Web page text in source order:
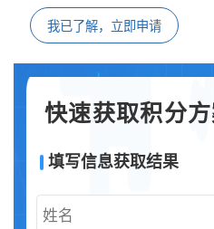
我已了解，立即申请
快速获取积分
填写信息获取结果